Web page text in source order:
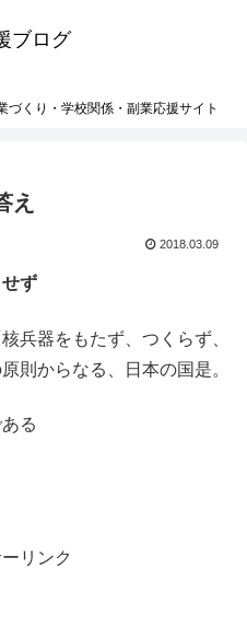
ブログ
くり・学校関係・副業応援サイト
え
2018.03.09
ず
兵器をもたず、つくらず、
則からなる、日本の国是。
る
リンク